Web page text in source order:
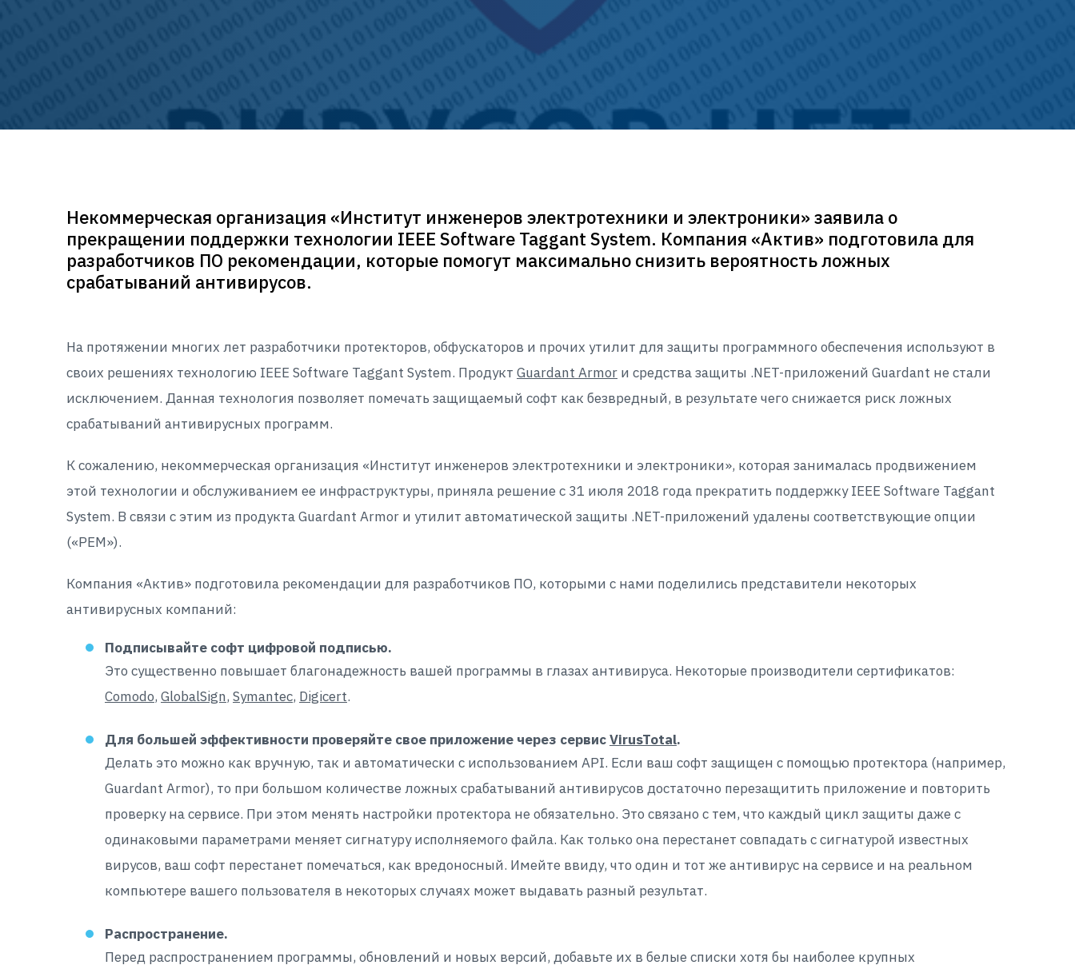
Некоммерческая организация «Институт инженеров электротехники и электроники» заявила о
прекращении поддержки технологии IEEE Software Taggant System. Компания «Актив» подготовила для
разработчиков ПО рекомендации, которые помогут максимально снизить вероятность ложных
срабатываний антивирусов.
На протяжении многих лет разработчики протекторов, обфускаторов и прочих утилит для защиты программного обеспечения используют в
своих решениях технологию IEEE Software Taggant System. Продукт Guardant Armor и средства защиты .NET-приложений Guardant не стали
исключением. Данная технология позволяет помечать защищаемый софт как безвредный, в результате чего снижается риск ложных
срабатываний антивирусных программ.
К сожалению, некоммерческая организация «Институт инженеров электротехники и электроники», которая занималась продвижением
этой технологии и обслуживанием ее инфраструктуры, приняла решение с 31 июля 2018 года прекратить поддержку IEEE Software Taggant
System. В связи с этим из продукта Guardant Armor и утилит автоматической защиты .NET-приложений удалены соответствующие опции
(«PEM»).
Компания «Актив» подготовила рекомендации для разработчиков ПО, которыми с нами поделились представители некоторых
антивирусных компаний:
Подписывайте софт цифровой подписью.
Это существенно повышает благонадежность вашей программы в глазах антивируса. Некоторые производители сертификатов:
Comodo, GlobalSign, Symantec, Digicert.
Для большей эффективности проверяйте свое приложение через сервисVirusTotal.
Делать это можно как вручную, так и автоматически с использованием API. Если ваш софт защищен с помощью протектора (например,
Guardant Armor), то при большом количестве ложных срабатываний антивирусов достаточно перезащитить приложение и повторить
проверку на сервисе. При этом менять настройки протектора не обязательно. Это связано с тем, что каждый цикл защиты даже с
одинаковыми параметрами меняет сигнатуру исполняемого файла. Как только она перестанет совпадать с сигнатурой известных
вирусов, ваш софт перестанет помечаться, как вредоносный. Имейте ввиду, что один и тот же антивирус на сервисе и на реальном
компьютере вашего пользователя в некоторых случаях может выдавать разный результат.
Распространение.
Перед распространением программы, обновлений и новых версий, добавьте их в белые списки хотя бы наиболее крупных